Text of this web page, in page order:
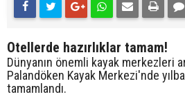
Otellerde hazırlıklar tamam!
Dünyanın önemli kayak merkezleri
Palandöken Kayak Merkezi'nde
tamamlandı.